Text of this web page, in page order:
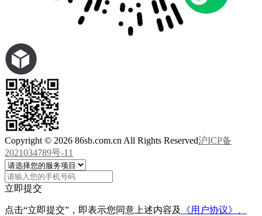
Copyright © 2026 86sb.com.cn All Rights Reserved沪ICP备
2021034789号-11
立即提交
点击“立即提交”，即表示您同意上述内容及
《用户协议》、